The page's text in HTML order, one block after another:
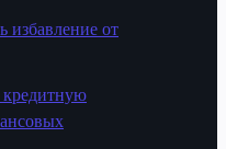
избавление от
кредитную